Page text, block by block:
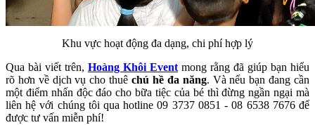
Khu vực hoạt động đa dạng, chi phí hợp lý
Qua bài viết trên, Hoàng Khôi Eventmong rằng đã giúp bạn hiểu
rõ hơn về dịch vụ cho thuêchú hề đa năng. Và nếu bạn đang cần
một điểm nhấn độc đáo cho bữa tiệc của bé thì đừng ngần ngại mà
liên hệ với chúng tôi qua hotline 09 3737 0851 - 08 6538 7676 để
được tư vấn miễn phí!